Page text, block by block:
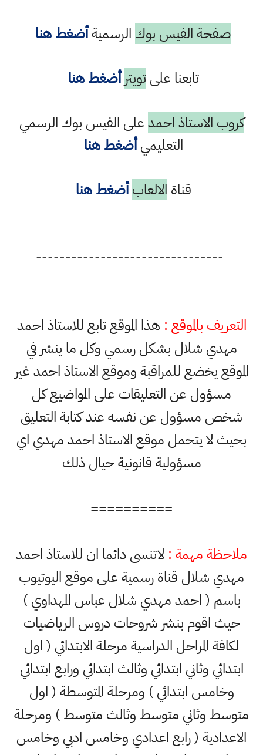
صفحة الفيس بوك الرسميةأضغط هنا
تابعنا علىتويتر أضغط هنا
كروب الاستاذ احمدعلى الفيس بوك الرسمي
التعليميأضغط هنا
قناة الالعاب أضغط هنا
--------------------------------
التعريف بالموقع : هذا الموقع تابع للاستاذ احمد
مهدي شلال بشكل رسمي وكل ما ينشر في
الموقع يخضع للمراقبة وموقع الاستاذ احمد غير
مسؤول عن التعليقات على المواضيع كل
شخص مسؤول عن نفسه عند كتابة التعليق
بحيث لا يتحمل موقع الاستاذ احمد مهدي اي
مسؤولية قانونية حيال ذلك
==========
ملاحظة مهمة : لاتنسى دائما ان للاستاذ احمد
مهدي شلال قناة رسمية على موقع اليوتيوب
باسم ( احمد مهدي شلال عباس المهداوي )
حيث اقوم بنشر شروحات دروس الرياضيات
لكافة المراحل الدراسية مرحلة الابتدائي ( اول
ابتدائي وثاني ابتدائي وثالث ابتدائي ورابع ابتدائي
وخامس ابتدائي ) ومرحلة المتوسطة ( اول
متوسط وثاني متوسط وثالث متوسط ) ومرحلة
الاعدادية ( رابع اعدادي وخامس ادبي وخامس